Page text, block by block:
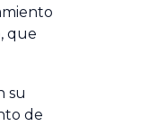
que
su
de